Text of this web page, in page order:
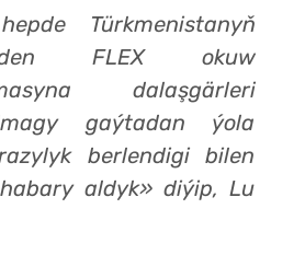
Türkmenistanyň
FLEX okuw
dalaşgärleri
gaýtadan ýola
berlendigi bilen
aldyk» diýip, Lu